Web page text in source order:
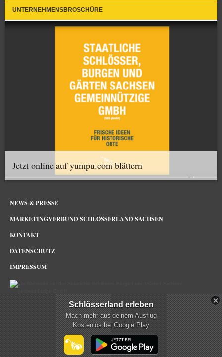
UNTERNEHMENSBROSCHÜRE
Jetzt online auf yumpu.com blättern
NEWS & PRESSE
MARKETINGVERBUND SCHLÖSSERLAND SACHSEN
KONTAKT
DATENSCHUTZ
IMPRESSUM
Schlösserland Sachsen im Netz
Schlösserland erleben
Mach mehr aus deinem Ausflug
Kostenlos bei Google Play
mehr